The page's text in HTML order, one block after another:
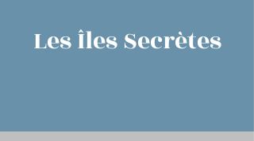
Les Îles Secrètes